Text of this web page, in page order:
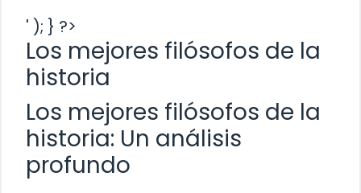
' ); } ?>
Los mejores filósofos de la
historia
Los mejores filósofos de la
historia: Un análisis
profundo